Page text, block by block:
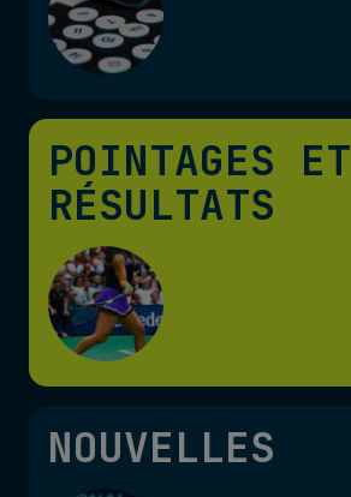
POINTAGES ET
RÉSULTATS
NOUVELLES